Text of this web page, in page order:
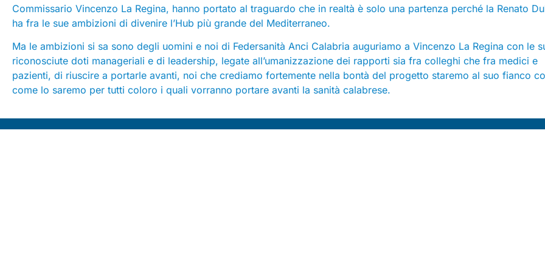
Commissario Vincenzo La Regina, hanno portato al traguardo che in realtà è solo una partenza perché la Renato
ha fra le sue ambizioni di divenire l’Hub più grande del Mediterraneo.
Ma le ambizioni si sa sono degli uomini e noi di Federsanità Anci Calabria auguriamo a Vincenzo La Regina con le
riconosciute doti manageriali e di leadership, legate all’umanizzazione dei rapporti sia fra colleghi che fra medici e
pazienti, di riuscire a portarle avanti, noi che crediamo fortemente nella bontà del progetto staremo al suo fianco
come lo saremo per tutti coloro i quali vorranno portare avanti la sanità calabrese.